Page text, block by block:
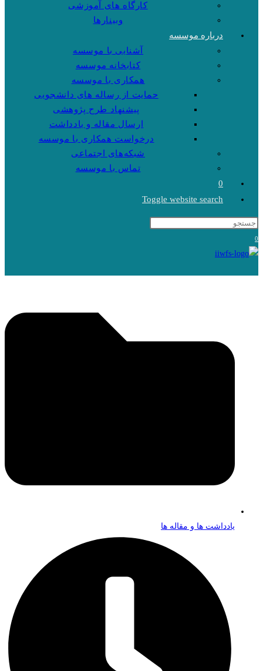
کارگاه های آموزشی
وبینارها
درباره موسسه
آشنایی با موسسه
کتابخانه موسسه
همکاری با موسسه
حمایت از رساله های دانشجویی
پیشنهاد طرح پژوهشی
ارسال مقاله و یادداشت
درخواست همکاری با موسسه
شبکه‌های اجتماعی
تماس با موسسه
0
Toggle website search
0
یادداشت ها و مقاله ها